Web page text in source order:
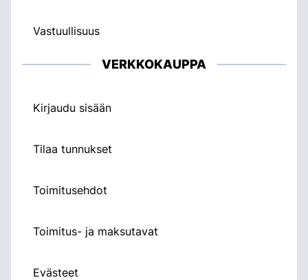
Vastuullisuus
VERKKOKAUPPA
Kirjaudu sisään
Tilaa tunnukset
Toimitusehdot
Toimitus- ja maksutavat
Evästeet